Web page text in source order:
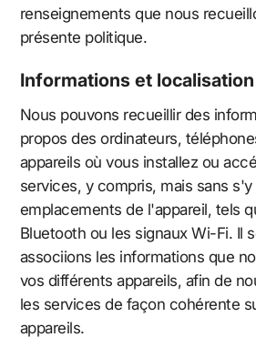
renseignements que nous
présente politique.
Informations et
Nous pouvons recueillir des
propos des ordinateurs,
appareils où vous installez ou
services, y compris, mais sans s'y
emplacements de l'appareil, tels
Bluetooth ou les signaux Wi-Fi. Il
associions les informations que
vos différents appareils, afin de
les services de façon cohérente
appareils.